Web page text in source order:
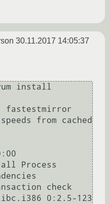
30.11.2017 14:05:37
install
fastestmirror
from cached
Process
check
0:2.5-123